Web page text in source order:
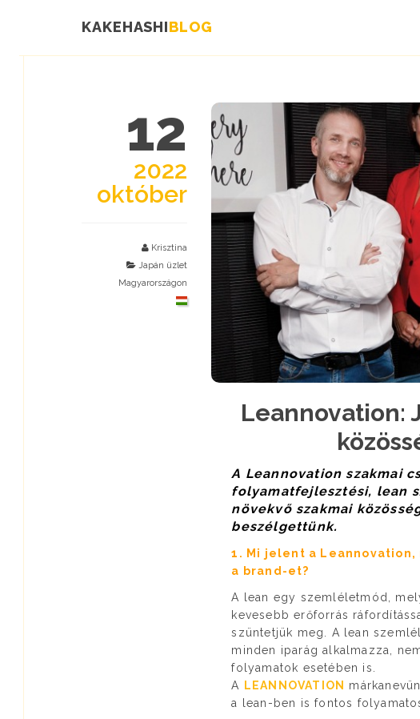
KAKEHASHIBLOG
12
2022
október
Krisztina
Japán üzlet
Magyarországon
Leannovation:
A Leannovation szakmai
folyamatfejlesztési, lean
növekvő szakmai
beszélgettünk.
1. Mi jelent a
a brand-et?
A lean egy szemléletmód,
kevesebb erőforrás
szüntetjük meg. A lean
minden iparág alkalmazza,
folyamatok esetében is.
A
LEANNOVATION
a lean-ben is fontos